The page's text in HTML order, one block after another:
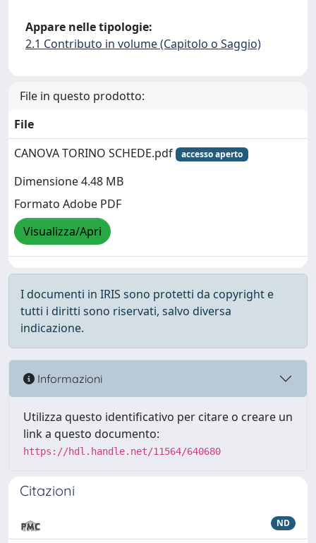
Appare nelle tipologie:
2.1 Contributo in volume (Capitolo o Saggio)
File in questo prodotto:
File
CANOVA TORINO SCHEDE.pdf
accesso aperto
Dimensione 4.48 MB
Formato Adobe PDF
Visualizza/Apri
I documenti in IRIS sono protetti da copyright e
tutti i diritti sono riservati, salvo diversa
indicazione.
Informazioni
Utilizza questo identificativo per citare o creare un
link a questo documento:
https://hdl.handle.net/11564/640680
Citazioni
ND